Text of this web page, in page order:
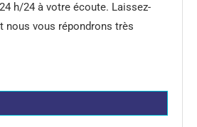
h/24 à votre écoute. Laissez-
nous vous répondrons très